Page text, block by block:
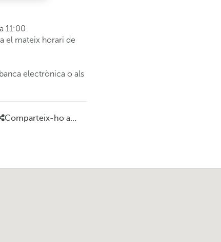
11:00
el mateix horari de
electrònica o als
Comparteix-ho a...